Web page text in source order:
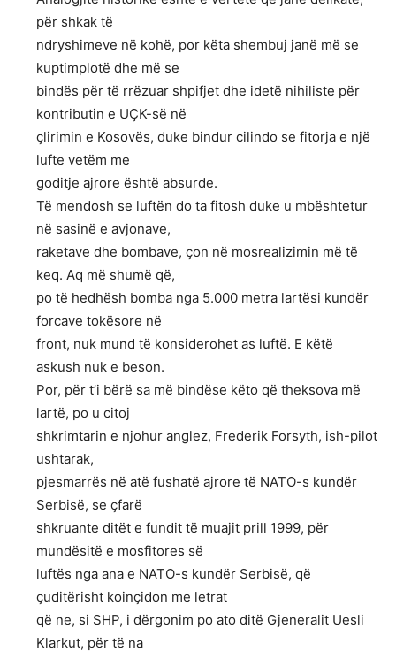
për shkak të
ndryshimeve në kohë, por këta shembuj janë më se
kuptimplotë dhe më se
bindës për të rrëzuar shpifjet dhe idetë nihiliste për
kontributin e UÇK-së në
çlirimin e Kosovës, duke bindur cilindo se fitorja e një
lufte vetëm me
goditje ajrore është absurde.
Të mendosh se luftën do ta fitosh duke u mbështetur
në sasinë e avjonave,
raketave dhe bombave, çon në mosrealizimin më të
keq. Aq më shumë që,
po të hedhësh bomba nga 5.000 metra lartësi kundër
forcave tokësore në
front, nuk mund të konsiderohet as luftë. E këtë
askush nuk e beson.
Por, për t’i bërë sa më bindëse këto që theksova më
lartë, po u citoj
shkrimtarin e njohur anglez, Frederik Forsyth, ish-pilot
ushtarak,
pjesmarrës në atë fushatë ajrore të NATO-s kundër
Serbisë, se çfarë
shkruante ditët e fundit të muajit prill 1999, për
mundësitë e mosfitores së
luftës nga ana e NATO-s kundër Serbisë, që
çuditërisht koinçidon me letrat
që ne, si SHP, i dërgonim po ato ditë Gjeneralit Uesli
Klarkut, për të na